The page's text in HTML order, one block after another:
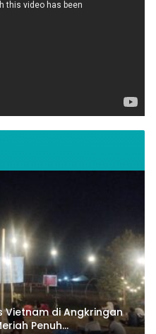
Vietnam di Angkringan
Penuh